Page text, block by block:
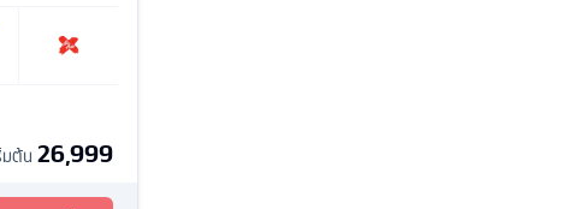
มต้น 26,999